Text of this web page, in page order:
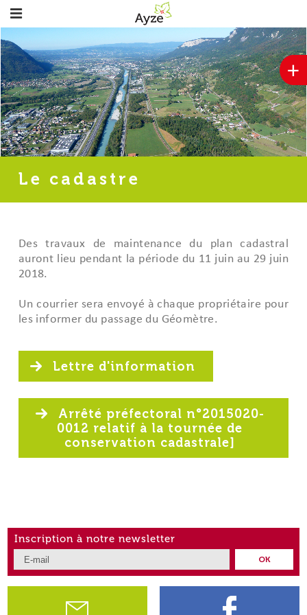
+
Le cadastre
Des travaux de maintenance du plan cadastral
auront lieu pendant la période du 11 juin au 29 juin
2018.
Un courrier sera envoyé à chaque propriétaire pour
les informer du passage du Géomètre.
Lettre d'information
Arrêté préfectoral n°2015020-
0012 relatif à la tournée de
conservation cadastrale]
Inscription à notre newsletter
OK